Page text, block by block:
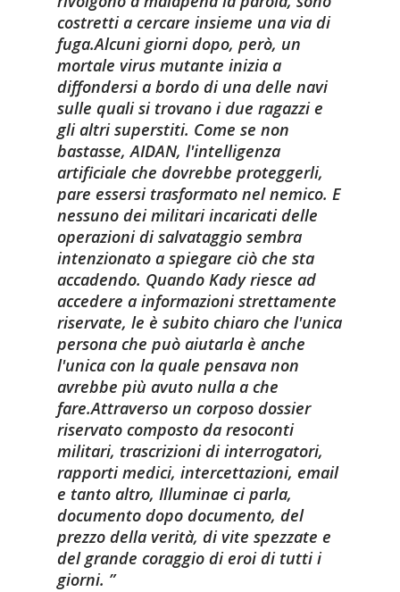
costretti a cercare insieme una via di
fuga.Alcuni giorni dopo, però, un
mortale virus mutante inizia a
diffondersi a bordo di una delle navi
sulle quali si trovano i due ragazzi e
gli altri superstiti. Come se non
bastasse, AIDAN, l'intelligenza
artificiale che dovrebbe proteggerli,
pare essersi trasformato nel nemico. E
nessuno dei militari incaricati delle
operazioni di salvataggio sembra
intenzionato a spiegare ciò che sta
accadendo. Quando Kady riesce ad
accedere a informazioni strettamente
riservate, le è subito chiaro che l'unica
persona che può aiutarla è anche
l'unica con la quale pensava non
avrebbe più avuto nulla a che
fare.Attraverso un corposo dossier
riservato composto da resoconti
militari, trascrizioni di interrogatori,
rapporti medici, intercettazioni, email
e tanto altro, Illuminae ci parla,
documento dopo documento, del
prezzo della verità, di vite spezzate e
del grande coraggio di eroi di tutti i
giorni.